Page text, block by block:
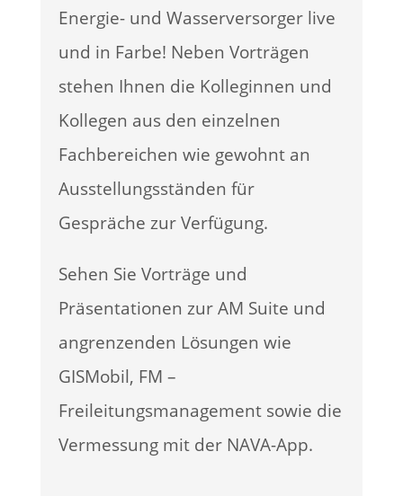
Energie- und Wasserversorger live
und in Farbe! Neben Vorträgen
stehen Ihnen die Kolleginnen und
Kollegen aus den einzelnen
Fachbereichen wie gewohnt an
Ausstellungsständen für
Gespräche zur Verfügung.
Sehen Sie Vorträge und
Präsentationen zurAM Suite und
angrenzenden Lösungen wie
GISMobil, FM –
Freileitungsmanagement sowie die
Vermessung mit der NAVA-App.